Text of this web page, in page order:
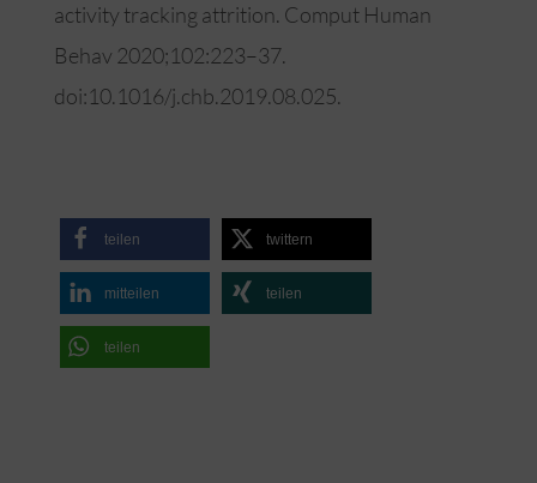
activity tracking attrition. Comput Human
Behav 2020;102:223–37.
doi:10.1016/j.chb.2019.08.025.
teilen twittern
mitteilen teilen
teilen